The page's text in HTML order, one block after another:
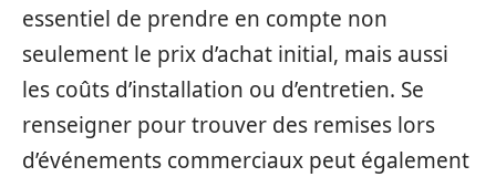
essentiel de prendre en compte non
seulement le prix d’achat initial, mais aussi
les coûts d’installation ou d’entretien. Se
renseigner pour trouver des remises lors
d’événements commerciaux peut également